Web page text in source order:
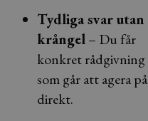
Tydliga svar utan
krångel– Du får
konkret rådgivning
som går att agera på
direkt.